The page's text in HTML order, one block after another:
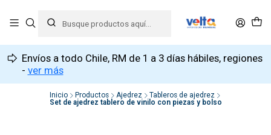
Envíos a todo Chile, RM de 1 a 3 días hábiles, regiones
- ver más
Inicio Productos Ajedrez
Tableros de ajedrez
Set de ajedrez tablero de vinilo con piezas y bolso